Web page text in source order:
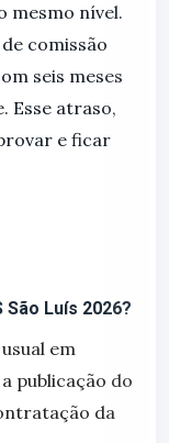
mesmo nível.
comissão
seis meses
Esse atraso,
e ficar
Luís 2026?
em
publicação do
da